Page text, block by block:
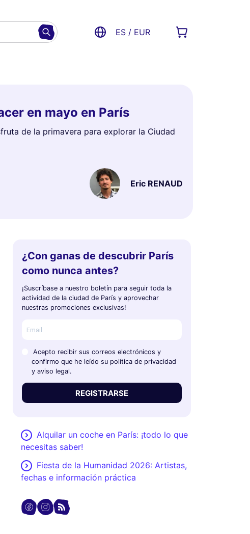
ES / EUR
en mayo en París
de la primavera para explorar la Ciudad
Eric RENAUD
¿Con ganas de descubrir París
como nunca antes?
¡Suscríbase a nuestro boletín para seguir toda la
actividad de la ciudad de París y aprovechar
nuestras promociones exclusivas!
Acepto recibir sus correos electrónicos y
confirmo que he leído su política de privacidad
y aviso legal.
REGISTRARSE
Alquilar un coche en París: ¡todo lo que
necesitas saber!
Fiesta de la Humanidad 2026: Artistas,
fechas e información práctica